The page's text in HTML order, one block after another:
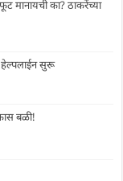
मानायची का? ठाकरेंच्या
सुरू
बळी!